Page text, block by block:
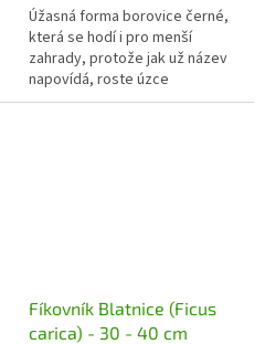
Úžasná forma borovice černé,
která se hodí i pro menší
zahrady, protože jak už název
napovídá, roste úzce
jehlancovitě vzhůru a je velmi
Fíkovník Blatnice (Ficus
carica) - 30 - 40 cm